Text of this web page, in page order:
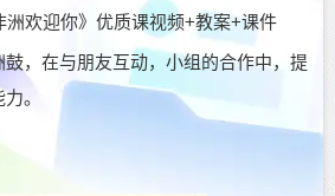
，在与朋友互动，小组的合作中，提
。